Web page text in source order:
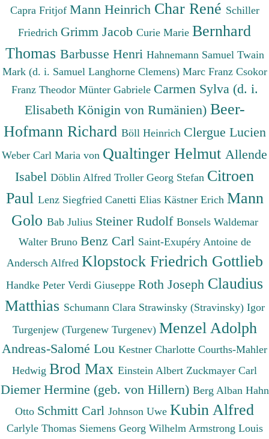
Capra Fritjof Mann Heinrich Char René Schiller
Friedrich Grimm Jacob Curie Marie Bernhard
Thomas Barbusse Henri Hahnemann Samuel Twain
Mark (d. i. Samuel Langhorne Clemens) Marc Franz Csokor
Franz Theodor Münter Gabriele Carmen Sylva (d. i.
Elisabeth Königin von Rumänien) Beer-
Hofmann Richard Böll Heinrich Clergue Lucien
Weber Carl Maria von Qualtinger Helmut Allende
Isabel Döblin Alfred Troller Georg Stefan Citroen
Paul Lenz Siegfried Canetti Elias Kästner Erich Mann
Golo Bab Julius Steiner Rudolf Bonsels Waldemar
Walter Bruno Benz Carl Saint-Exupéry Antoine de
Andersch Alfred Klopstock Friedrich Gottlieb
Handke Peter Verdi Giuseppe Roth Joseph Claudius
Matthias Schumann Clara Strawinsky (Stravinsky) Igor
Turgenjew (Turgenew Turgenev) Menzel Adolph
Andreas-Salomé Lou Kestner Charlotte Courths-Mahler
Hedwig Brod Max Einstein Albert Zuckmayer Carl
Diemer Hermine (geb. von Hillern) Berg Alban Hahn
Otto Schmitt Carl Johnson Uwe Kubin Alfred
Carlyle Thomas Siemens Georg Wilhelm Armstrong Louis